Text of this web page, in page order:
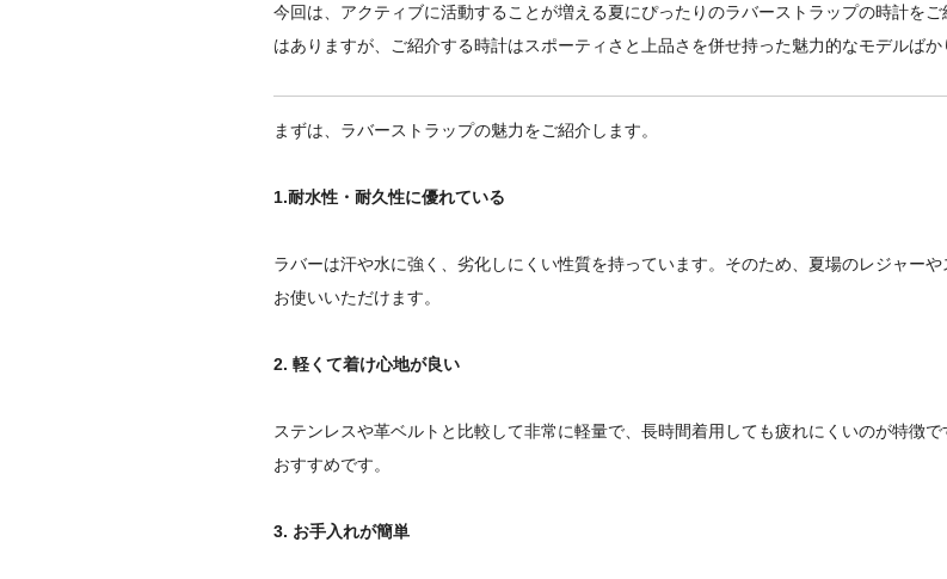
今回は、アクティブに活動することが増える夏にぴったりのラバーストラップの時計を
はありますが、ご紹介する時計はスポーティさと上品さを併せ持った魅力的なモデルばか
まずは、ラバーストラップの魅力をご紹介します。
1.耐水性・耐久性に優れている
ラバーは汗や水に強く、劣化しにくい性質を持っています。そのため、夏場のレジャー
お使いいただけます。
2. 軽くて着け心地が良い
ステンレスや革ベルトと比較して非常に軽量で、長時間着用しても疲れにくいのが特徴
おすすめです。
3. お手入れが簡単